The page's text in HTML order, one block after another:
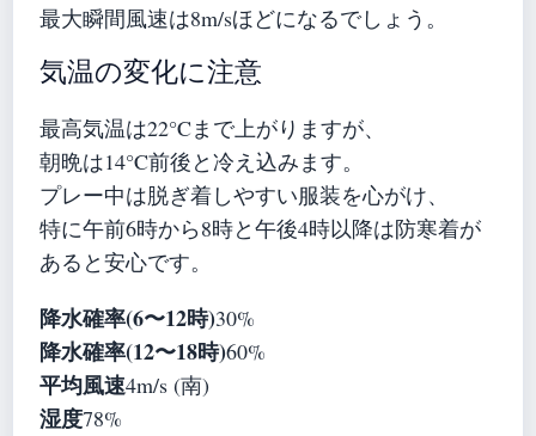
最大瞬間風速は8m/sほどになるでしょう。
気温の変化に注意
最高気温は22°Cまで上がりますが、
朝晩は14°C前後と冷え込みます。
プレー中は脱ぎ着しやすい服装を心がけ、
特に午前6時から8時と午後4時以降は防寒着が
あると安心です。
降水確率(6〜12時)30%
降水確率(12〜18時)60%
平均風速4m/s (南)
湿度78%